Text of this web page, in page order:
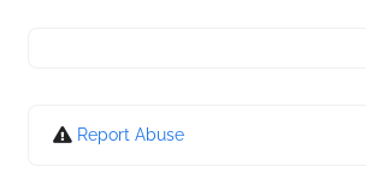
Report Abuse